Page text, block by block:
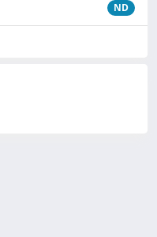
ND